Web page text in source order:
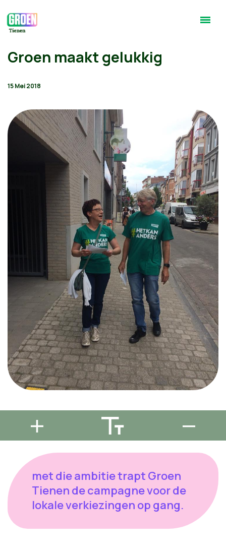
Groen maakt gelukkig
15 Mei 2018
met die ambitie trapt Groen
Tienen de campagne voor de
lokale verkiezingen op gang.